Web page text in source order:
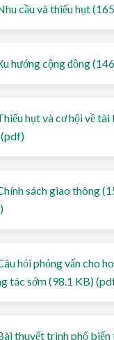
cầu và thiếu hụt
hướng cộng đồng
hụt và cơ hội về
sách giao thông
hỏi phỏng vấn cho
tác sớm (98.1 KB)
thuyết trình phổ